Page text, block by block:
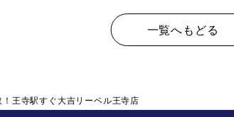
一覧へもどる
王寺駅すぐ大吉リーベル王寺店